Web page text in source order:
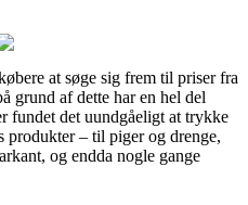
at søge sig frem til priser fra
grund af dette har en hel del
fundet det uundgåeligt at trykke
produkter – til piger og drenge,
og endda nogle gange